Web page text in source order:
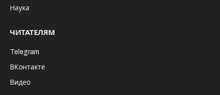
В задачи вновь учреждённой
диаспоры за рубежом, совершенствование